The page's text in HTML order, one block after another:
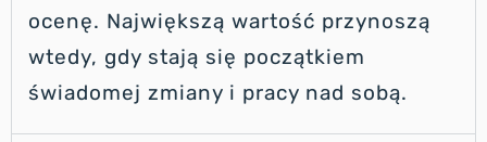
ocenę. Największą wartość przynoszą
wtedy, gdy stają się początkiem
świadomej zmiany i pracy nad sobą.